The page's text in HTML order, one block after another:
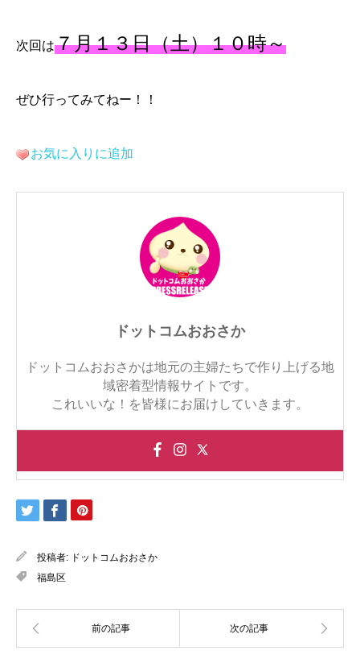
次回は７月１３日（土）１０時～
ぜひ行ってみてねー！！
お気に入りに追加
ドットコムおおさか
ドットコムおおさかは地元の主婦たちで作り上げる地
域密着型情報サイトです。
これいいな！を皆様にお届けしていきます。
投稿者: ドットコムおおさか
福島区